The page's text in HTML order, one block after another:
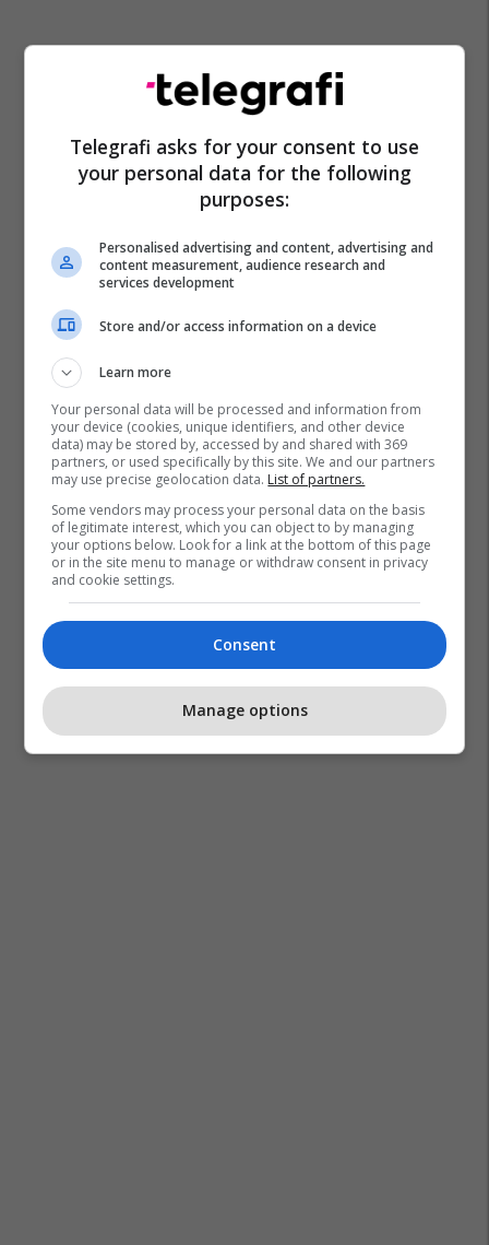
Telegrafi asks for your consent to use
your personal data for the following
purposes:
Personalised advertising and content, advertising and
content measurement, audience research and
services development
Store and/or access information on a device
Learn more
Your personal data will be processed and information from
your device (cookies, unique identifiers, and other device
data) may be stored by, accessed by and shared with 369
partners, or used specifically by this site. We and our partners
may use precise geolocation data. List of partners.
Some vendors may process your personal data on the basis
of legitimate interest, which you can object to by managing
your options below. Look for a link at the bottom of this page
or in the site menu to manage or withdraw consent in privacy
and cookie settings.
Consent
Manage options